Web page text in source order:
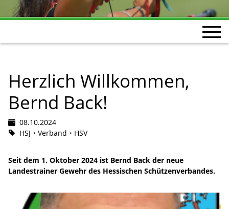
Herzlich Willkommen,
Bernd Back!
08.10.2024
HSJ
Verband HSV
Seit dem 1. Oktober 2024 ist Bernd Back der neue
Landestrainer Gewehr des Hessischen Schützenverbandes.